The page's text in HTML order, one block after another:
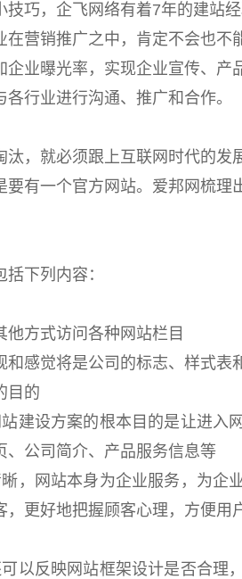
技巧，企飞网络有着7年的建站
在营销推广之中，肯定不会也
企业曝光率，实现企业宣传、产
行业进行沟通、推广和合作。
汰，就必须跟上互联网时代的
要有一个官方网站。爱邦网梳
下列内容：
他方式访问各种网站栏目
和感觉将是公司的标志、样式表
目的
建设方案的根本目的是让进入
、公司简介、产品服务信息等
，网站本身为企业服务，为企
更好地把握顾客心理，方便用
以反映网站框架设计是否合理